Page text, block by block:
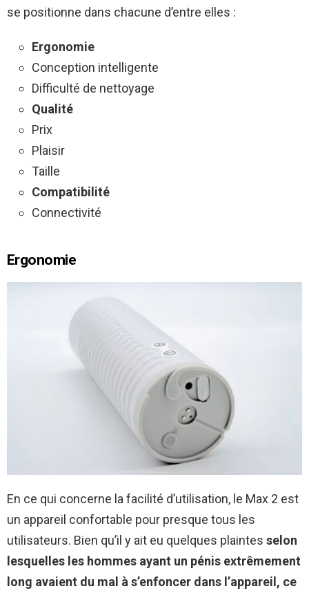
se positionne dans chacune d’entre elles :
Ergonomie
Conception intelligente
Difficulté de nettoyage
Qualité
Prix
Plaisir
Taille
Compatibilité
Connectivité
Ergonomie
En ce qui concerne la facilité d’utilisation, le Max 2 est
un appareil confortable pour presque tous les
utilisateurs. Bien qu’il y ait eu quelques plaintes selon
lesquelles les hommes ayant un pénis extrêmement
long avaient du mal à s’enfoncer dans l’appareil, ce